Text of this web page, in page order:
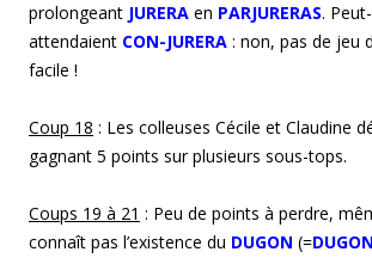
prolongeant JURERA en PARJURERAS.
attendaient CON-JURERA : non, pas de jeu
facile !
Coup 18 : Les colleuses Cécile et Claudine
gagnant 5 points sur plusieurs sous-tops.
Coups 19 à 21 : Peu de points à perdre,
connaît pas l’existence du DUGON (=